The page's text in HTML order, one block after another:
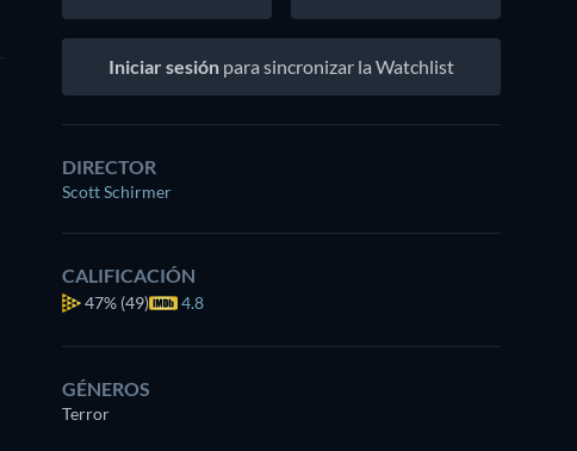
Iniciar sesión para sincronizar la Watchlist
DIRECTOR
Scott Schirmer
CALIFICACIÓN
47% (49) 4.8
GÉNEROS
Terror